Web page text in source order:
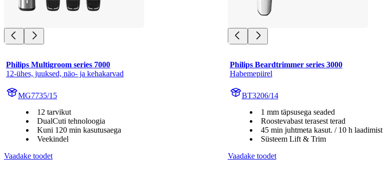
Philips Multigroom series 7000
12-ühes, juuksed, näo- ja kehakarvad
MG7735/15
12 tarvikut
DualCuti tehnoloogia
Kuni 120 min kasutusaega
Veekindel
Vaadake toodet
Philips Beardtrimmer series 3000
Habemepiirel
BT3206/14
1 mm täpsusega seaded
Roostevabast terasest terad
45 min juhtmeta kasut. / 10 h laadimist
Süsteem Lift & Trim
Vaadake toodet